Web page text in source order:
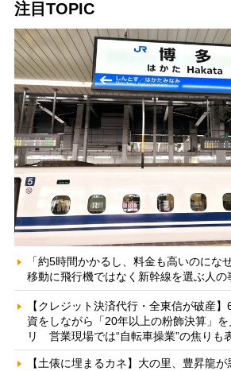
注目TOPIC
「約5時間かかるし、料金も高いのにな
移動に飛行機ではなく新幹線を選ぶ人の
【クレジット決済代行・全東信が破産
資をしながら「20年以上の粉飾決算」
リ 営業現場では“自転車操業”の焦りも
【土俵に埋まるカネ】大の里、豊昇龍